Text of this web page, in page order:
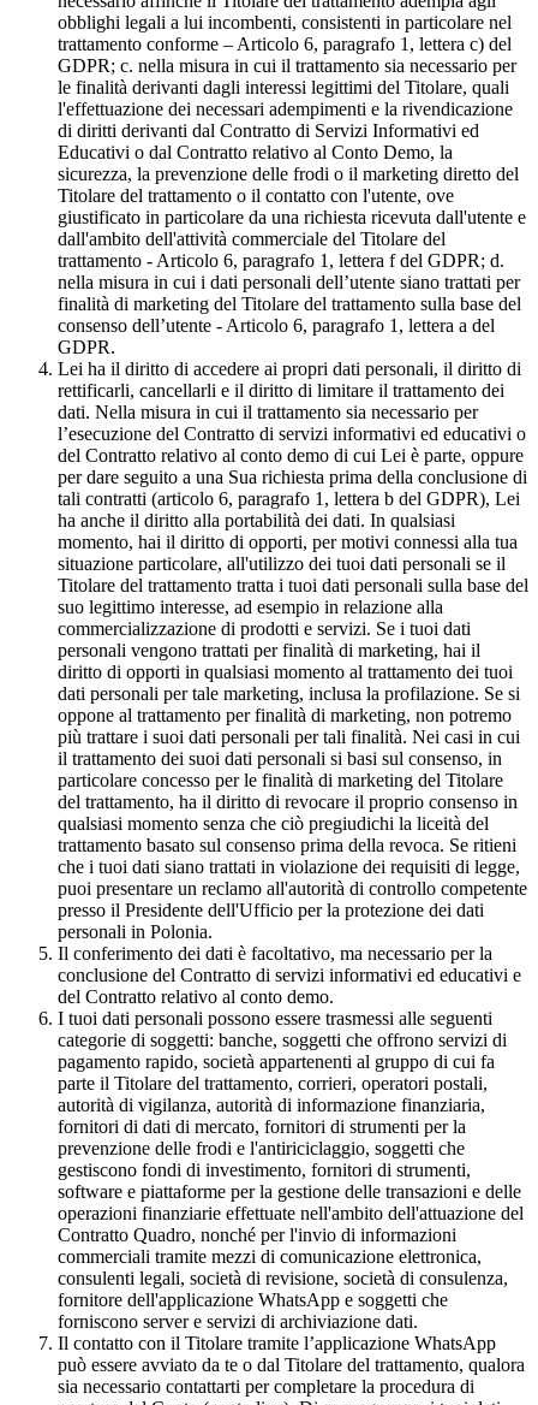
obblighi legali a lui incombenti, consistenti in particolare nel
trattamento conforme – Articolo 6, paragrafo 1, lettera c) del
GDPR; c. nella misura in cui il trattamento sia necessario per
le finalità derivanti dagli interessi legittimi del Titolare, quali
l'effettuazione dei necessari adempimenti e la rivendicazione
di diritti derivanti dal Contratto di Servizi Informativi ed
Educativi o dal Contratto relativo al Conto Demo, la
sicurezza, la prevenzione delle frodi o il marketing diretto del
Titolare del trattamento o il contatto con l'utente, ove
giustificato in particolare da una richiesta ricevuta dall'utente e
dall'ambito dell'attività commerciale del Titolare del
trattamento - Articolo 6, paragrafo 1, lettera f del GDPR; d.
nella misura in cui i dati personali dell’utente siano trattati per
finalità di marketing del Titolare del trattamento sulla base del
consenso dell’utente - Articolo 6, paragrafo 1, lettera a del
GDPR.
Lei ha il diritto di accedere ai propri dati personali, il diritto di
rettificarli, cancellarli e il diritto di limitare il trattamento dei
dati. Nella misura in cui il trattamento sia necessario per
l’esecuzione del Contratto di servizi informativi ed educativi o
del Contratto relativo al conto demo di cui Lei è parte, oppure
per dare seguito a una Sua richiesta prima della conclusione di
tali contratti (articolo 6, paragrafo 1, lettera b del GDPR), Lei
ha anche il diritto alla portabilità dei dati. In qualsiasi
momento, hai il diritto di opporti, per motivi connessi alla tua
situazione particolare, all'utilizzo dei tuoi dati personali se il
Titolare del trattamento tratta i tuoi dati personali sulla base del
suo legittimo interesse, ad esempio in relazione alla
commercializzazione di prodotti e servizi. Se i tuoi dati
personali vengono trattati per finalità di marketing, hai il
diritto di opporti in qualsiasi momento al trattamento dei tuoi
dati personali per tale marketing, inclusa la profilazione. Se si
oppone al trattamento per finalità di marketing, non potremo
più trattare i suoi dati personali per tali finalità. Nei casi in cui
il trattamento dei suoi dati personali si basi sul consenso, in
particolare concesso per le finalità di marketing del Titolare
del trattamento, ha il diritto di revocare il proprio consenso in
qualsiasi momento senza che ciò pregiudichi la liceità del
trattamento basato sul consenso prima della revoca. Se ritieni
che i tuoi dati siano trattati in violazione dei requisiti di legge,
puoi presentare un reclamo all'autorità di controllo competente
presso il Presidente dell'Ufficio per la protezione dei dati
personali in Polonia.
Il conferimento dei dati è facoltativo, ma necessario per la
conclusione del Contratto di servizi informativi ed educativi e
del Contratto relativo al conto demo.
I tuoi dati personali possono essere trasmessi alle seguenti
categorie di soggetti: banche, soggetti che offrono servizi di
pagamento rapido, società appartenenti al gruppo di cui fa
parte il Titolare del trattamento, corrieri, operatori postali,
autorità di vigilanza, autorità di informazione finanziaria,
fornitori di dati di mercato, fornitori di strumenti per la
prevenzione delle frodi e l'antiriciclaggio, soggetti che
gestiscono fondi di investimento, fornitori di strumenti,
software e piattaforme per la gestione delle transazioni e delle
operazioni finanziarie effettuate nell'ambito dell'attuazione del
Contratto Quadro, nonché per l'invio di informazioni
commerciali tramite mezzi di comunicazione elettronica,
consulenti legali, società di revisione, società di consulenza,
fornitore dell'applicazione WhatsApp e soggetti che
forniscono server e servizi di archiviazione dati.
Il contatto con il Titolare tramite l’applicazione WhatsApp
può essere avviato da te o dal Titolare del trattamento, qualora
sia necessario contattarti per completare la procedura di